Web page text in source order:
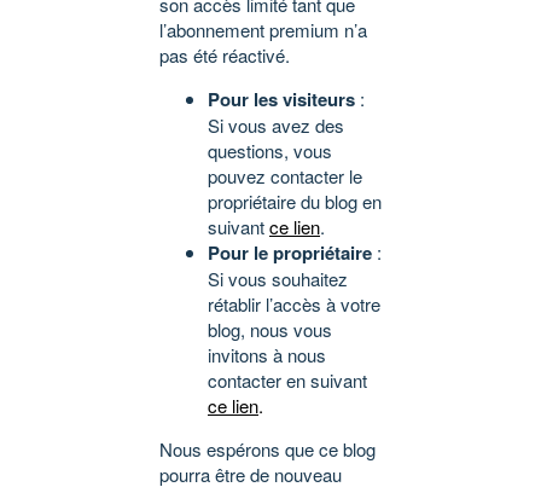
l’abonnement premium n’a
pas été réactivé.
Pour les visiteurs :
Si vous avez des
questions, vous
pouvez contacter le
propriétaire du blog en
suivantce lien.
Pour le propriétaire :
Si vous souhaitez
rétablir l’accès à votre
blog, nous vous
invitons à nous
contacter en suivant
ce lien.
Nous espérons que ce blog
pourra être de nouveau